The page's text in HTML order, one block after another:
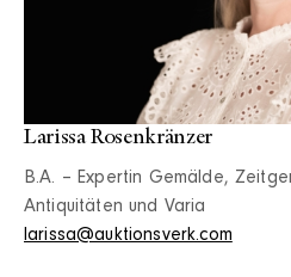
Larissa Rosenkränzer
B.A. – Expertin Gemälde,
Antiquitäten und Varia
larissa@auktionsverk.com